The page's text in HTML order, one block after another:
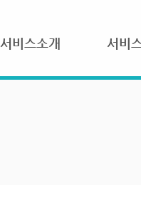
서비스소개 서비